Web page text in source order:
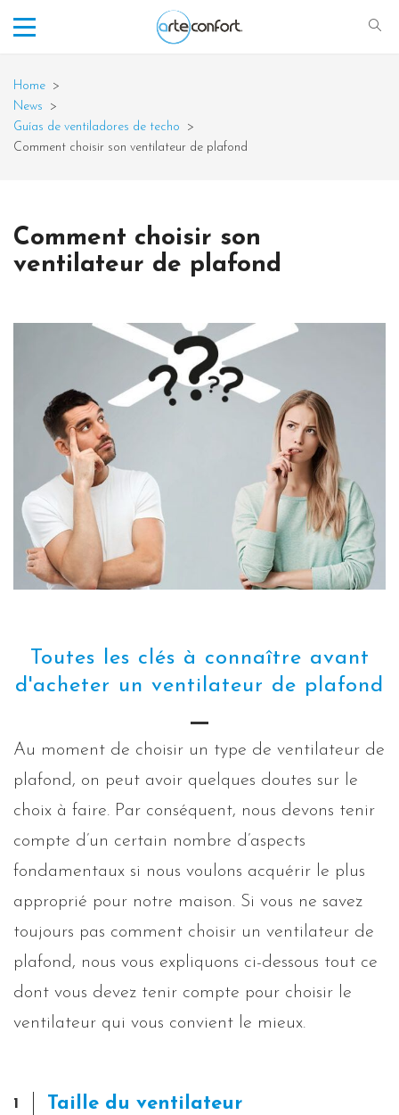
Home >
News
>
Guías de ventiladores de techo
>
Comment choisir son ventilateur de plafond
Comment choisir son
ventilateur de plafond
Toutes les clés à connaître avant
d'acheter un ventilateur de plafond
Au moment de choisir un type de ventilateur de
plafond, on peut avoir quelques doutes sur le
choix à faire. Par conséquent, nous devons tenir
compte d’un certain nombre d’aspects
fondamentaux si nous voulons acquérir le plus
approprié pour notre maison. Si vous ne savez
toujours pas comment choisir un ventilateur de
plafond, nous vous expliquons ci-dessous tout ce
dont vous devez tenir compte pour choisir le
ventilateur qui vous convient le mieux.
1 Taille du ventilateur